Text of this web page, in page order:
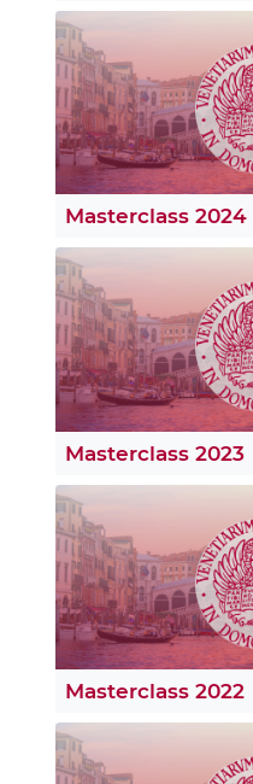
Masterclass 2024
Masterclass 2023
Masterclass 2022